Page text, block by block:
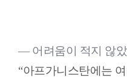
― 어려움이 적지 않
“아프가니스탄에는